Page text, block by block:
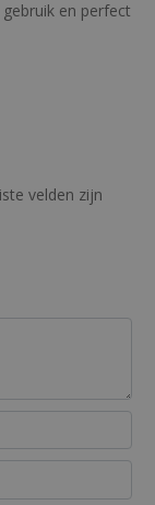
en perfect
velden zijn